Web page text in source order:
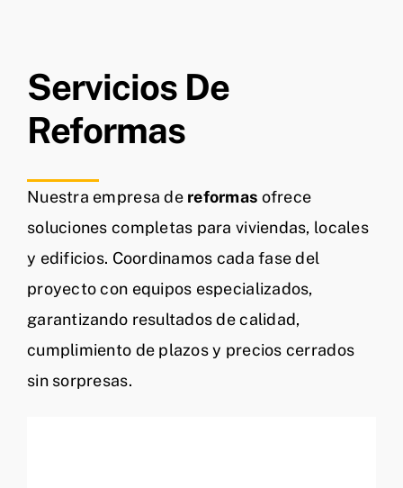
Servicios De
Reformas
Nuestra empresa de reformas ofrece
soluciones completas para viviendas, locales
y edificios. Coordinamos cada fase del
proyecto con equipos especializados,
garantizando resultados de calidad,
cumplimiento de plazos y precios cerrados
sin sorpresas.